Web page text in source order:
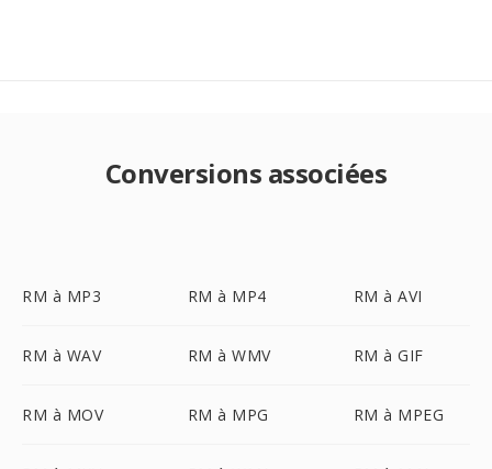
Conversions associées
RM à MP3 RM à MP4 RM à AVI
RM à WAV RM à WMV RM à GIF
RM à MOV RM à MPG RM à MPEG